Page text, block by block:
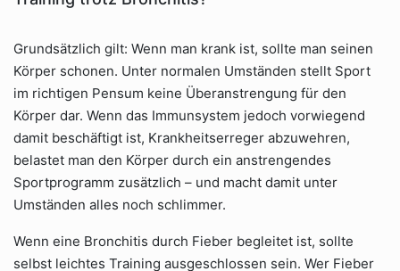
Grundsätzlich gilt: Wenn man krank ist, sollte man seinen
Körper schonen. Unter normalen Umständen stellt Sport
im richtigen Pensum keine Überanstrengung für den
Körper dar. Wenn das Immunsystem jedoch vorwiegend
damit beschäftigt ist, Krankheitserreger abzuwehren,
belastet man den Körper durch ein anstrengendes
Sportprogramm zusätzlich – und macht damit unter
Umständen alles noch schlimmer.
Wenn eine Bronchitis durch Fieber begleitet ist, sollte
selbst leichtes Training ausgeschlossen sein. Wer Fieber